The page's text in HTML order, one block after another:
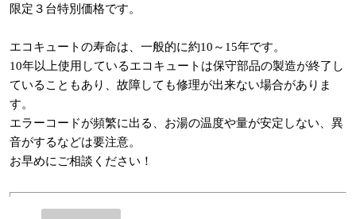
限定３台特別価格です。
エコキュートの寿命は、一般的に約10～15年です。
10年以上使用しているエコキュートは保守部品の製造が終了し
ていることもあり、故障しても修理が出来ない場合がありま
す。
エラーコードが頻繁に出る、お湯の温度や量が安定しない、異
音がするなどは要注意。
お早めにご相談ください！